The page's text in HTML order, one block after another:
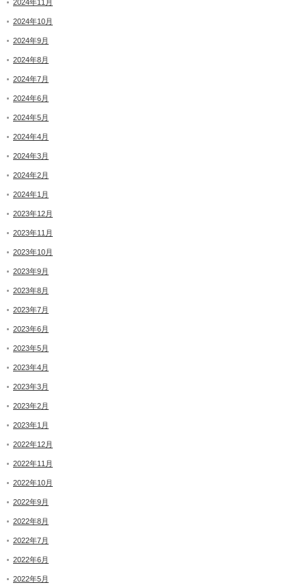
2024年11月
2024年10月
2024年9月
2024年8月
2024年7月
2024年6月
2024年5月
2024年4月
2024年3月
2024年2月
2024年1月
2023年12月
2023年11月
2023年10月
2023年9月
2023年8月
2023年7月
2023年6月
2023年5月
2023年4月
2023年3月
2023年2月
2023年1月
2022年12月
2022年11月
2022年10月
2022年9月
2022年8月
2022年7月
2022年6月
2022年5月